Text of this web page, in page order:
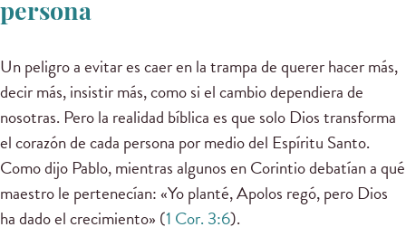
persona
Un peligro a evitar es caer en la trampa de querer hacer más,
decir más, insistir más, como si el cambio dependiera de
nosotras. Pero la realidad bíblica es que solo Dios transforma
el corazón de cada persona por medio del Espíritu Santo.
Como dijo Pablo, mientras algunos en Corintio debatían a qué
maestro le pertenecían: «Yo planté, Apolos regó, pero Dios
ha dado el crecimiento» (1 Cor. 3:6).